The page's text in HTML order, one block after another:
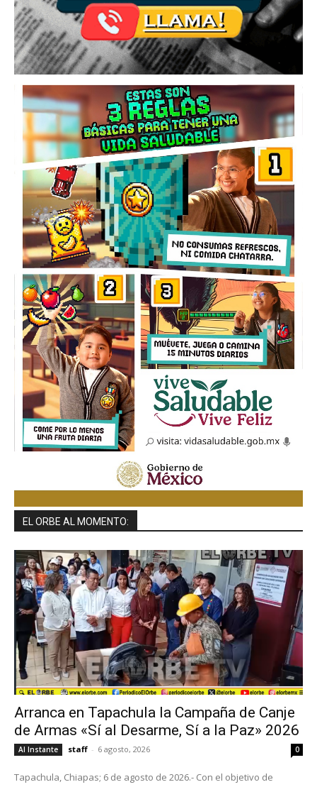
EL ORBE AL MOMENTO:
Arranca en Tapachula la Campaña de Canje
de Armas «Sí al Desarme, Sí a la Paz» 2026
Al Instante staff - 6 agosto, 2026 0
Tapachula, Chiapas; 6 de agosto de 2026.- Con el objetivo de